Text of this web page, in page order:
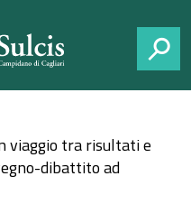
viaggio tra risultati e
dibattito ad